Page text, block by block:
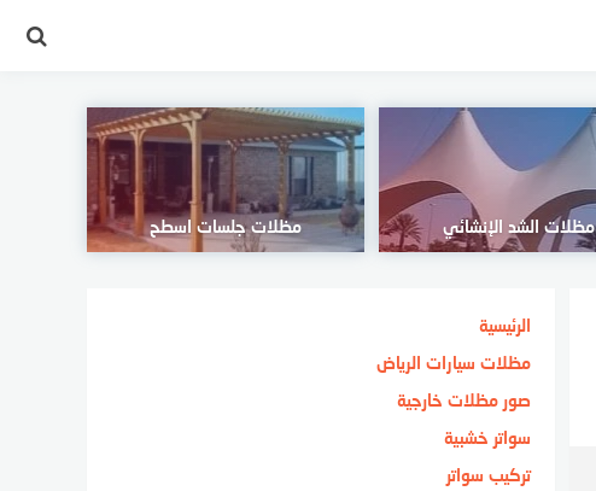
مظلات الشد الإنشائي مظلات جلسات اسطح
الرئيسية
مظلات سيارات الرياض
صور مظلات خارجية
سواتر خشبية
تركيب سواتر